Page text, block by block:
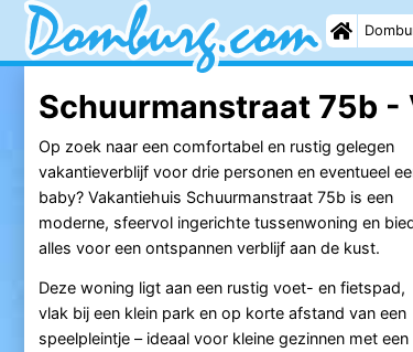
Schuurmanstraat 75b -
Op zoek naar een comfortabel en rustig gelegen
vakantieverblijf voor drie personen en eventueel
baby? Vakantiehuis Schuurmanstraat 75b is een
moderne, sfeervol ingerichte tussenwoning en
alles voor een ontspannen verblijf aan de kust.
Deze woning ligt aan een rustig voet- en fietspad,
vlak bij een klein park en op korte afstand van een
speelpleintje – ideaal voor kleine gezinnen met een